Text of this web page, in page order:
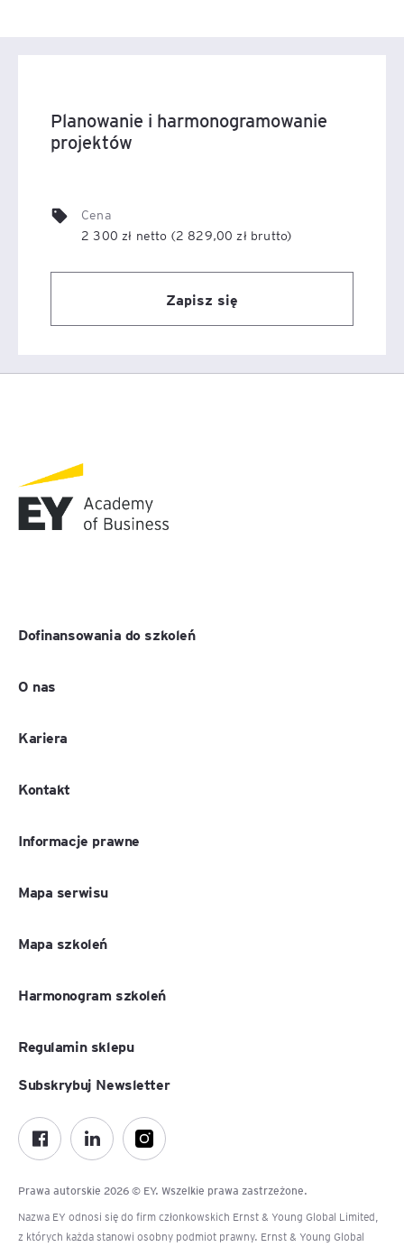
Planowanie i harmonogramowanie
projektów
Cena
2 300 zł netto (2 829,00 zł brutto)
Zapisz się
Dofinansowania do szkoleń
O nas
Kariera
Kontakt
Informacje prawne
Mapa serwisu
Mapa szkoleń
Harmonogram szkoleń
Regulamin sklepu
Prawa autorskie 2026 © EY. Wszelkie prawa zastrzeżone.
Nazwa EY odnosi się do firm członkowskich Ernst & Young Global Limited,
z których każda stanowi osobny podmiot prawny. Ernst & Young Global
Subskrybuj Newsletter